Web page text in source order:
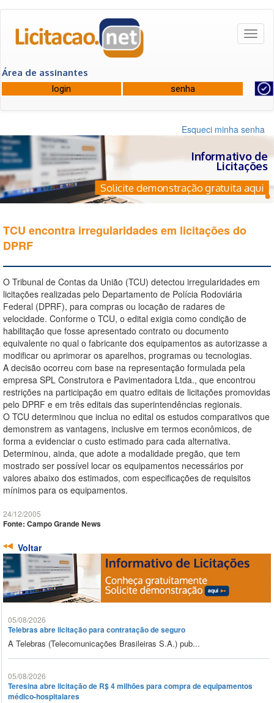
Área de assinantes
Esqueci minha senha
Informativo de
Licitações
Solicite demonstração gratuita aqui
TCU encontra irregularidades em licitações do
DPRF
O Tribunal de Contas da União (TCU) detectou irregularidades em
licitações realizadas pelo Departamento de Polícia Rodoviária
Federal (DPRF), para compras ou locação de radares de
velocidade. Conforme o TCU, o edital exigia como condição de
habilitação que fosse apresentado contrato ou documento
equivalente no qual o fabricante dos equipamentos as autorizasse a
modificar ou aprimorar os aparelhos, programas ou tecnologias.
A decisão ocorreu com base na representação formulada pela
empresa SPL Construtora e Pavimentadora Ltda., que encontrou
restrições na participação em quatro editais de licitações promovidas
pelo DPRF e em três editais das superintendências regionais.
O TCU determinou que inclua no edital os estudos comparativos que
demonstrem as vantagens, inclusive em termos econômicos, de
forma a evidenciar o custo estimado para cada alternativa.
Determinou, ainda, que adote a modalidade pregão, que tem
mostrado ser possível locar os equipamentos necessários por
valores abaixo dos estimados, com especificações de requisitos
mínimos para os equipamentos.
24/12/2005
Fonte: Campo Grande News
Voltar
05/08/2026
Telebras abre licitação para contratação de seguro
A Telebras (Telecomunicações Brasileiras S.A.) pub...
05/08/2026
Teresina abre licitação de R$ 4 milhões para compra de equipamentos
médico-hospitalares